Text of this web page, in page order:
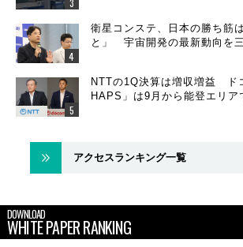
衛星コンステ、日本の勝ち筋
と」 宇宙開発の最新動向を
NTTの1Q決算は増収増益 ド
HAPS」は9月から能登エリア
アクセスランキング一覧
DOWNLOAD
WHITE PAPER RANKING